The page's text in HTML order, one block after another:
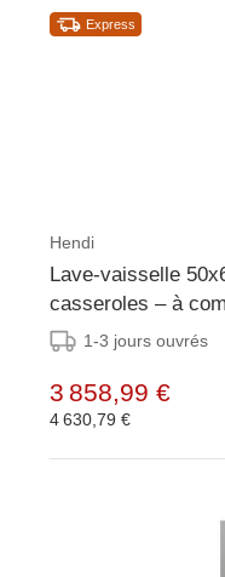
Express
Hendi
Lave-vaisselle
casseroles – à
système de
1-3 jours ouvrés
3 858,99 €
4 630,79 €